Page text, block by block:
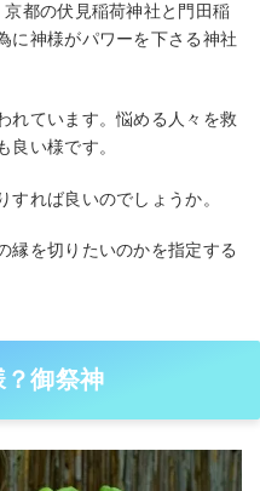
都の伏見稲荷神社と門田稲
に神様がパワーを下さる神社
れています。悩める人々を救
良い様です。
すれば良いのでしょうか。
縁を切りたいのかを指定する
？御祭神